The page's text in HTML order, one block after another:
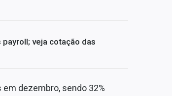
veja cotação das
em dezembro, sendo 32%